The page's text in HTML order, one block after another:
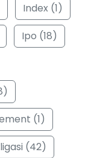
Index (1)
Ipo (18)
(1)
(42)